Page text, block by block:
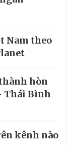
Nam theo
hòn
Thái Bình
kênh nào